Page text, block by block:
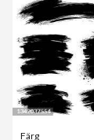
Färg